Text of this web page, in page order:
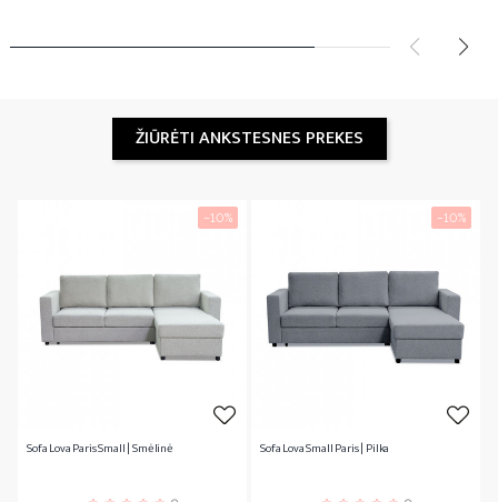
ŽIŪRĖTI ANKSTESNES PREKES
Sofa Lova Paris Small | Smėlinė
−10%
Sofa Lova Small Paris | Pilka
−10%